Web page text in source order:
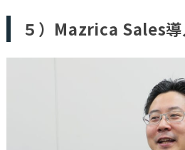
５）Mazrica Sales導